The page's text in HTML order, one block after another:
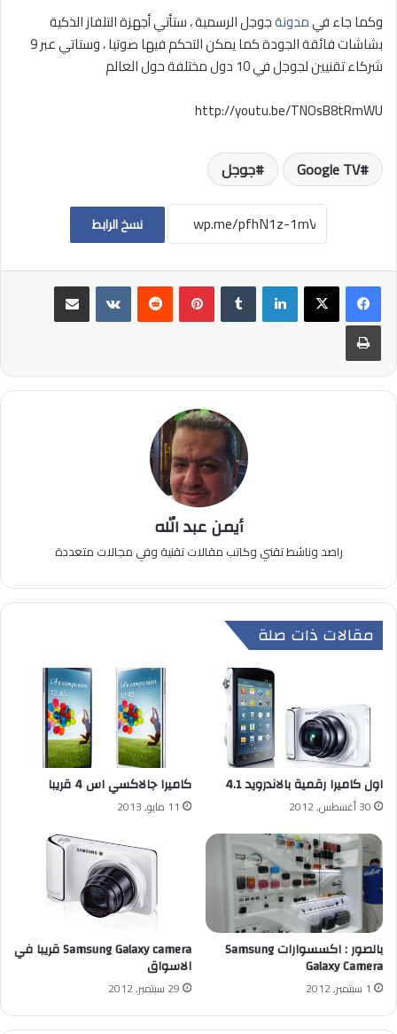
وكما جاء فيمدونةجوجل الرسمية ، ستأتي أجهزة التلفاز الذكية
بشاشات فائقة الجودة كما يمكن التحكم فيها صوتيا ، وستاتي عبر 9
شركاء تقنيين لجوجل في 10 دول مختلفة حول العالم
http://youtu.be/TNOsB8tRmWU
Google TV جوجل
نسخ الرابط
لينكدإن بينتيريست
مشاركة عبر البريد
طباعة
أيمن عبد الله
راصد وناشط تقني وكاتب مقالات تقنية وفي مجالات متعددة
مقالات ذات صلة
اول كاميرا رقمية بالاندرويد 4.1
30 أغسطس, 2012
كاميرا جالاكسي اس 4 قريبا
11 مايو, 2013
بالصور : اكسسوارات Samsung
Galaxy Camera
1 سبتمبر, 2012
Samsung Galaxy camera قريبا في
الاسواق
29 سبتمبر, 2012